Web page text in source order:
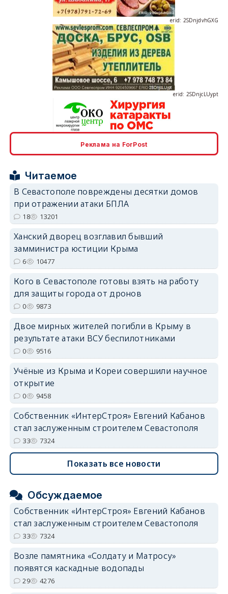
Реклама на ForPost
Читаемое
В Севастополе повреждены десятки домов
при отражении атаки БПЛА
18 13201
Ханский дворец возглавил бывший
замминистра юстиции Крыма
6 10477
Кого в Севастополе готовы взять на работу
для защиты города от дронов
0 9873
Двое мирных жителей погибли в Крыму в
результате атаки ВСУ беспилотниками
0 9516
Учёные из Крыма и Кореи совершили научное
открытие
0 9458
Собственник «ИнтерСтроя» Евгений Кабанов
стал заслуженным строителем Севастополя
33 7324
Показать все новости
Обсуждаемое
Собственник «ИнтерСтроя» Евгений Кабанов
стал заслуженным строителем Севастополя
33 7324
Возле памятника «Солдату и Матросу»
появятся каскадные водопады
29 4276